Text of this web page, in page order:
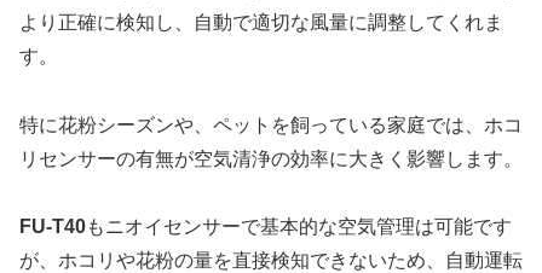
より正確に検知し、自動で適切な風量に調整してくれま
す。
特に花粉シーズンや、ペットを飼っている家庭では、ホコ
リセンサーの有無が空気清浄の効率に大きく影響します。
FU-T40もニオイセンサーで基本的な空気管理は可能です
が、ホコリや花粉の量を直接検知できないため、自動運転